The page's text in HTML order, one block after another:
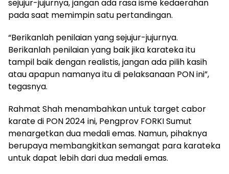
sejujur-jujurnya, jangan ada rasa isme kedaerahan
pada saat memimpin satu pertandingan.
“Berikanlah penilaian yang sejujur-jujurnya.
Berikanlah penilaian yang baik jika karateka itu
tampil baik dengan realistis, jangan ada pilih kasih
atau apapun namanya itu di pelaksanaan PON ini”,
tegasnya.
Rahmat Shah menambahkan untuk target cabor
karate di PON 2024 ini, Pengprov FORKI Sumut
menargetkan dua medali emas. Namun, pihaknya
berupaya membangkitkan semangat para karateka
untuk dapat lebih dari dua medali emas.